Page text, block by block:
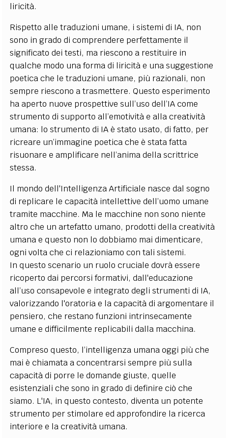
liricità.
Rispetto alle traduzioni umane, i sistemi di IA, non
sono in grado di comprendere perfettamente il
significato dei testi, ma riescono a restituire in
qualche modo una forma di liricità e una suggestione
poetica che le traduzioni umane, più razionali, non
sempre riescono a trasmettere. Questo esperimento
ha aperto nuove prospettive sull’uso dell’IA come
strumento di supporto all’emotività e alla creatività
umana: lo strumento di IA è stato usato, di fatto, per
ricreare un’immagine poetica che è stata fatta
risuonare e amplificare nell’anima della scrittrice
stessa.
Il mondo dell'Intelligenza Artificiale nasce dal sogno
di replicare le capacità intellettive dell’uomo umane
tramite macchine. Ma le macchine non sono niente
altro che un artefatto umano, prodotti della creatività
umana e questo non lo dobbiamo mai dimenticare,
ogni volta che ci relazioniamo con tali sistemi.
In questo scenario un ruolo cruciale dovrà essere
ricoperto dai percorsi formativi, dall'educazione
all’uso consapevole e integrato degli strumenti di IA,
valorizzando l'oratoria e la capacità di argomentare il
pensiero, che restano funzioni intrinsecamente
umane e difficilmente replicabili dalla macchina.
Compreso questo, l’intelligenza umana oggi più che
mai è chiamata a concentrarsi sempre più sulla
capacità di porre le domande giuste, quelle
esistenziali che sono in grado di definire ciò che
siamo. L'IA, in questo contesto, diventa un potente
strumento per stimolare ed approfondire la ricerca
interiore e la creatività umana.